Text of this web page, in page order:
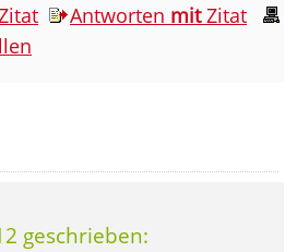
Antworten mitZitat
geschrieben: